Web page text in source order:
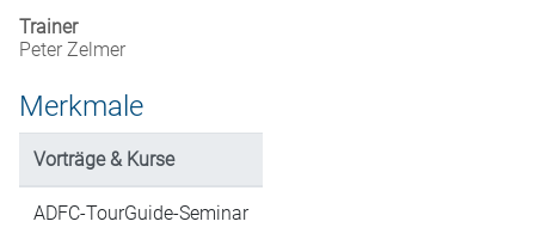
Trainer
Peter Zelmer
Merkmale
Vorträge & Kurse
ADFC-TourGuide-Seminar